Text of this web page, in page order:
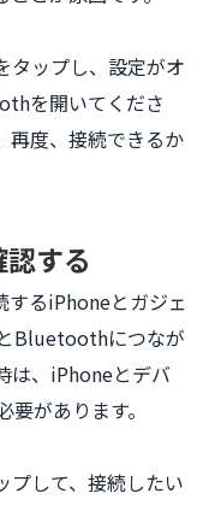
タップし、設定がオ
を開いてくださ
度、接続できるか
する
るiPhoneとガジェ
Bluetoothにつなが
は、iPhoneとデバ
があります。
プして、接続したい